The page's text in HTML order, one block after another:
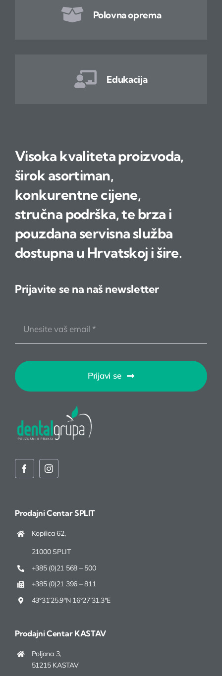
Polovna oprema
Edukacija
Visoka kvaliteta proizvoda,
širok asortiman,
konkurentne cijene,
stručna podrška, te brza i
pouzdana servisna služba
dostupna u Hrvatskoj i šire.
Prijavite se na naš newsletter
Prijavi se
Prodajni CentarSPLIT
Kopilica 62,
21000 SPLIT
+385 (0)21 568 – 500
+385 (0)21 396 – 811
43°31’25.9″N 16°27’31.3″E
Prodajni Centar KASTAV
Poljana 3,
51215 KASTAV